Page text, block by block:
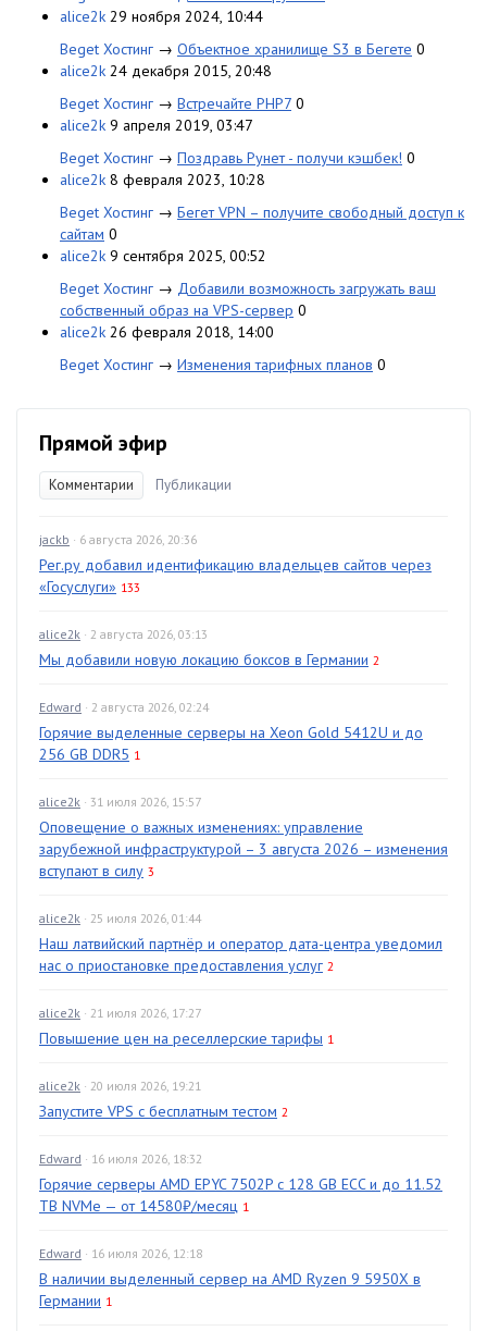
alice2k 29 ноября 2024, 10:44
Beget Хостинг → Объектное хранилище S3 в Бегете 0
alice2k 24 декабря 2015, 20:48
Beget Хостинг → Встречайте PHP7 0
alice2k 9 апреля 2019, 03:47
Beget Хостинг → Поздравь Рунет - получи кэшбек! 0
alice2k 8 февраля 2023, 10:28
Beget Хостинг → Бегет VPN – получите свободный доступ к
сайтам 0
alice2k 9 сентября 2025, 00:52
Beget Хостинг → Добавили возможность загружать ваш
собственный образ на VPS-сервер 0
alice2k 26 февраля 2018, 14:00
Beget Хостинг → Изменения тарифных планов 0
Прямой эфир
Комментарии Публикации
jackb · 6 августа 2026, 20:36
Рег.ру добавил идентификацию владельцев сайтов через
«Госуслуги» 133
alice2k · 2 августа 2026, 03:13
Мы добавили новую локацию боксов в Германии 2
Edward · 2 августа 2026, 02:24
Горячие выделенные серверы на Xeon Gold 5412U и до
256 GB DDR5 1
alice2k · 31 июля 2026, 15:57
Оповещение о важных изменениях: управление
зарубежной инфраструктурой – 3 августа 2026 – изменения
вступают в силу 3
alice2k · 25 июля 2026, 01:44
Наш латвийский партнёр и оператор дата-центра уведомил
нас о приостановке предоставления услуг 2
alice2k · 21 июля 2026, 17:27
Повышение цен на реселлерские тарифы 1
alice2k · 20 июля 2026, 19:21
Запустите VPS с бесплатным тестом 2
Edward · 16 июля 2026, 18:32
Горячие серверы AMD EPYC 7502P с 128 GB ECC и до 11.52
TB NVMe — от 14580₽/месяц 1
Edward · 16 июля 2026, 12:18
В наличии выделенный сервер на AMD Ryzen 9 5950X в
Германии 1